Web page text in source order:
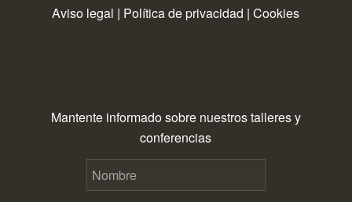
Aviso legal | Política de privacidad |Cookies
Mantente informado sobre nuestros talleres y
conferencias